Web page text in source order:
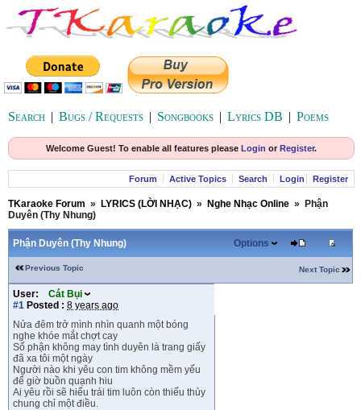
Search | Bugs / Requests | Songbooks | Lyrics DB | Poems
Welcome Guest! To enable all features please Login or Register.
Forum Active Topics Search Login Register
TKaraoke Forum » LYRICS (LỜI NHẠC) » Nghe Nhạc Online »
Phận
Duyên (Thy Nhung)
Phận Duyên (Thy Nhung) Options
Previous Topic Next Topic
User:
Cát Bụi
#1 Posted : 8 years ago
Nửa đêm trở mình nhìn quanh một bóng
nghe khóe mắt chợt cay
Số phận không may tình duyên là trang giấy
đã xa tôi một ngày
Người nào khi yêu con tim không mềm yếu
để giờ buồn quạnh hiu
Ai yêu rồi sẽ hiểu trái tim luôn còn thiếu thủy
chung chỉ một điều.